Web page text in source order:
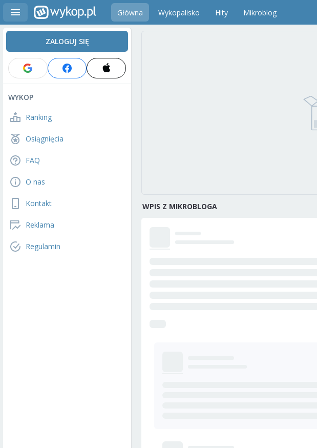
Główna Wykopalisko Hity Mikroblog
ZALOGUJ SIĘ
WYKOP
Ranking
Osiągnięcia
FAQ
O nas
Kontakt
Reklama
Regulamin
WPIS Z MIKROBLOGA